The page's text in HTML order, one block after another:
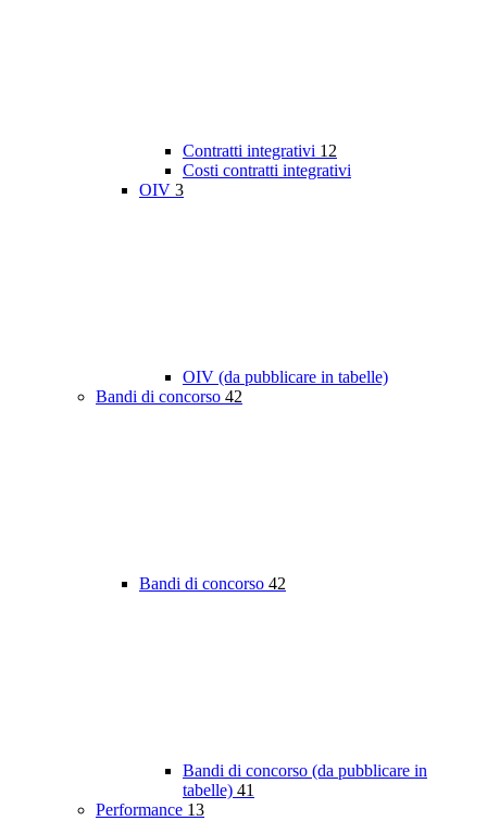
Contratti integrativi 12
Costi contratti integrativi
OIV 3
OIV (da pubblicare in tabelle)
Bandi di concorso 42
Bandi di concorso 42
Bandi di concorso (da pubblicare in
tabelle) 41
Performance 13